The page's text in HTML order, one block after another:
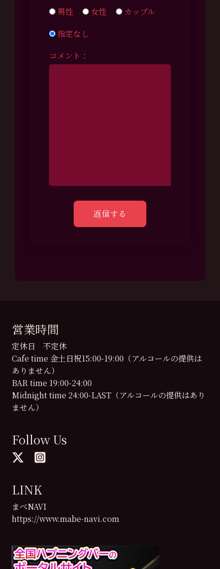
男性
女性
カップル
指定なし
コメント：
営業時間
定休日 不定休
Cafe time 金土日祝15:00-19:00（アルコールの提供は
ありません）
BAR time 19:00-24:00
Midnight time 24:00-LAST（アルコールの提供はあり
ません）
Follow Us
LINK
まべNAVI
https://www.mabe-navi.com